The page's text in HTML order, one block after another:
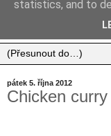
Jídlo, cestování,
pátek 5. října 2012
Chicken curry
statistics, and to